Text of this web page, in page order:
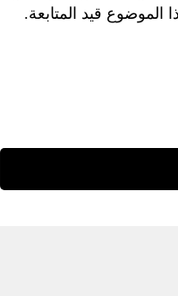
الموضوع قيد المتابعة.